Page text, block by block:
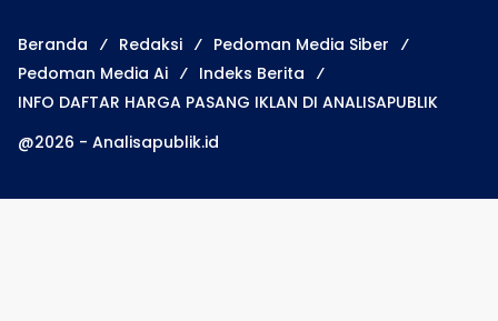
Beranda Redaksi
Pedoman Media Siber
Pedoman Media Ai
Indeks Berita
INFO DAFTAR HARGA PASANG IKLAN DI ANALISAPUBLIK
@2026 - Analisapublik.id